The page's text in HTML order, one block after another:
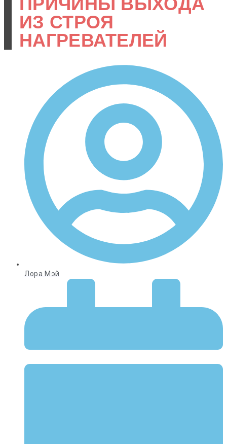
ИЗ СТРОЯ
НАГРЕВАТЕЛЕЙ
Лора Мэй